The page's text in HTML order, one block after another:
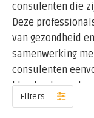
consulenten die
Deze
van gezondheid
samenwerking
consulenten
ondersteunen.
Filters